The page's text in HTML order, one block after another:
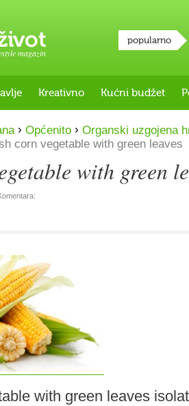
magazin
popularno
Kreativno Kućni budžet
› Općenito › Organski uzgojena
corn vegetable with green leaves
with green
with green leaves